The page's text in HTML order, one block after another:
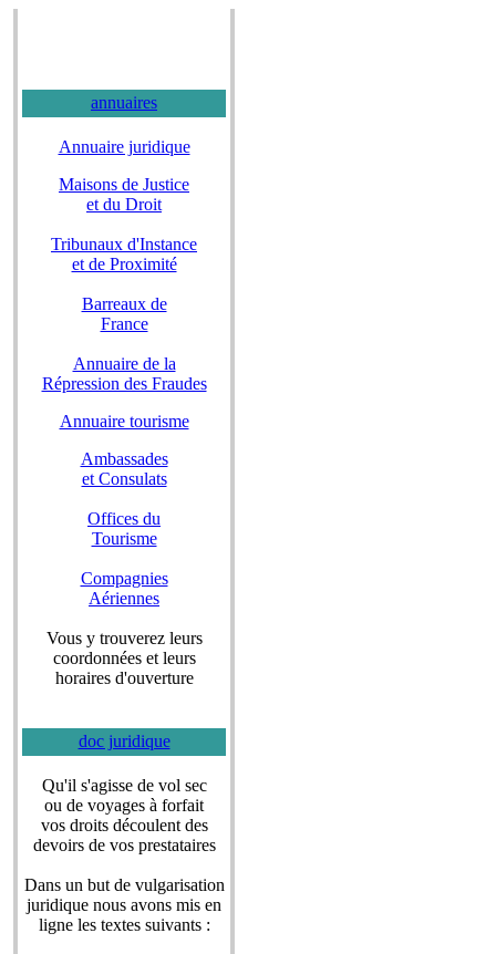
annuaires
Annuaire juridique
Maisons de Justice
et du Droit
Tribunaux d'Instance
et de Proximité
Barreaux de
France
Annuaire de la
Répression des Fraudes
Annuaire tourisme
Ambassades
et Consulats
Offices du
Tourisme
Compagnies
Aériennes
Vous y trouverez leurs
coordonnées et leurs
horaires d'ouverture
doc juridique
Qu'il s'agisse de vol sec
ou de voyages à forfait
vos droits découlent des
devoirs de vos prestataires
Dans un but de vulgarisation
juridique nous avons mis en
ligne les textes suivants :